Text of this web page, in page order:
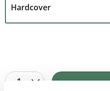
Hardcover
1